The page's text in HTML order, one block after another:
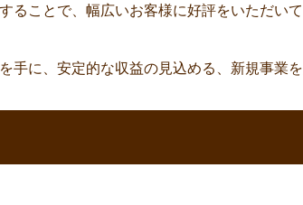
ることで、幅広いお客様に好評をいただい
に、安定的な収益の見込める、新規事業を